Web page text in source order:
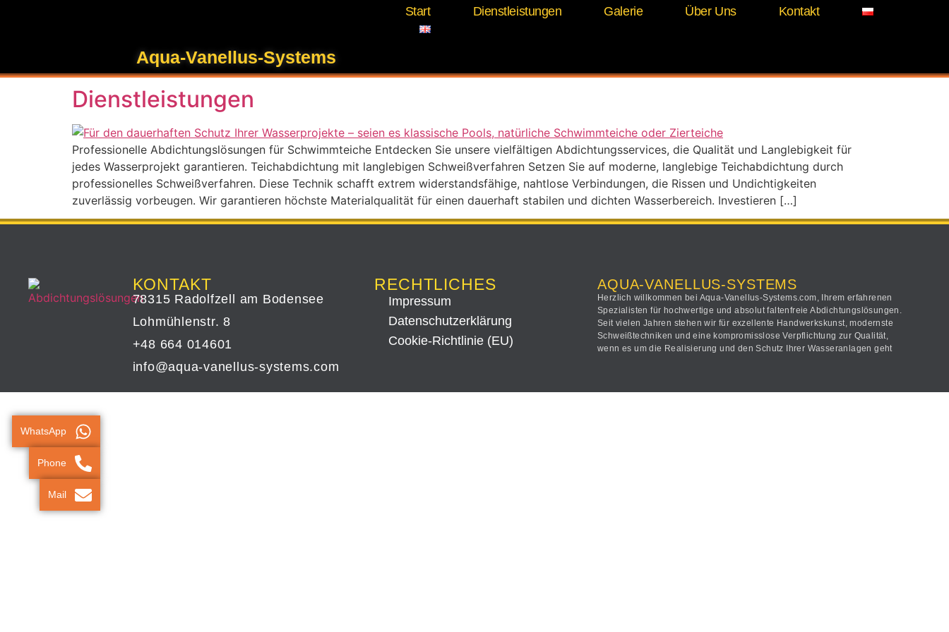
Aqua-Vanellus-Systems
Start Dienstleistungen Galerie Über Uns Kontakt
Schlagwort:Abdichtung Teichfolie
Dienstleistungen
Professionelle Abdichtungslösungen für Schwimmteiche Entdecken Sie unsere vielfältigen Abdichtungsservices, die Qualität und Langlebigkeit für
jedes Wasserprojekt garantieren. Teichabdichtung mit langlebigen Schweißverfahren Setzen Sie auf moderne, langlebige Teichabdichtung durch
professionelles Schweißverfahren. Diese Technik schafft extrem widerstandsfähige, nahtlose Verbindungen, die Rissen und Undichtigkeiten
zuverlässig vorbeugen. Wir garantieren höchste Materialqualität für einen dauerhaft stabilen und dichten Wasserbereich. Investieren […]
KONTAKT
78315 Radolfzell am Bodensee
Lohmühlenstr. 8
+48 664 014601
info@aqua-vanellus-systems.com
RECHTLICHES
Impressum
Datenschutz­erklärung
Cookie-Richtlinie (EU)
AQUA-VANELLUS-SYSTEMS
Herzlich willkommen bei Aqua-Vanellus-Systems.com, Ihrem erfahrenen
Spezialisten für hochwertige und absolut faltenfreie Abdichtungslösungen.
Seit vielen Jahren stehen wir für exzellente Handwerkskunst, modernste
Schweißtechniken und eine kompromisslose Verpflichtung zur Qualität,
wenn es um die Realisierung und den Schutz Ihrer Wasseranlagen geht
WhatsApp
Phone
Mail